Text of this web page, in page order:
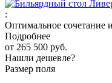
:
Оптимальное сочетание
Подробнее
от 265 500 руб.
Нашли дешевле?
Размер поля